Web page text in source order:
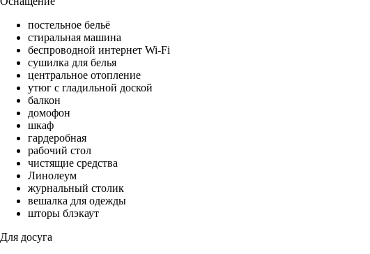
постельное бельё
стиральная машина
беспроводной интернет Wi-Fi
сушилка для белья
центральное отопление
утюг с гладильной доской
балкон
домофон
шкаф
гардеробная
рабочий стол
чистящие средства
Линолеум
журнальный столик
вешалка для одежды
шторы блэкаут
Для досуга